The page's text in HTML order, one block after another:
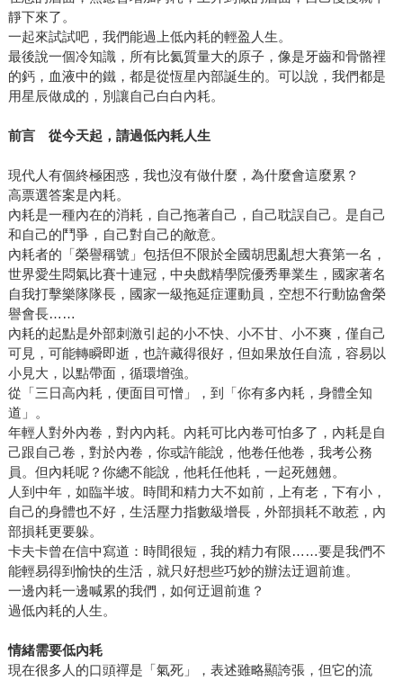
靜下來了。
一起來試試吧，我們能過上低內耗的輕盈人生。
最後說一個冷知識，所有比氦質量大的原子，像是牙齒和骨骼裡
的鈣，血液中的鐵，都是從恆星內部誕生的。可以說，我們都是
用星辰做成的，別讓自己白白內耗。
前言 從今天起，請過低內耗人生
現代人有個終極困惑，我也沒有做什麼，為什麼會這麼累？
高票選答案是內耗。
內耗是一種內在的消耗，自己拖著自己，自己耽誤自己。是自己
和自己的鬥爭，自己對自己的敵意。
內耗者的「榮譽稱號」包括但不限於全國胡思亂想大賽第一名，
世界愛生悶氣比賽十連冠，中央戲精學院優秀畢業生，國家著名
自我打擊樂隊隊長，國家一級拖延症運動員，空想不行動協會榮
譽會長……
內耗的起點是外部刺激引起的小不快、小不甘、小不爽，僅自己
可見，可能轉瞬即逝，也許藏得很好，但如果放任自流，容易以
小見大，以點帶面，循環增強。
從「三日高內耗，便面目可憎」，到「你有多內耗，身體全知
道」。
年輕人對外內卷，對內內耗。內耗可比內卷可怕多了，內耗是自
己跟自己卷，對於內卷，你或許能說，他卷任他卷，我考公務
員。但內耗呢？你總不能說，他耗任他耗，一起死翹翹。
人到中年，如臨半坡。時間和精力大不如前，上有老，下有小，
自己的身體也不好，生活壓力指數級增長，外部損耗不敢惹，內
部損耗更要躲。
卡夫卡曾在信中寫道：時間很短，我的精力有限……要是我們不
能輕易得到愉快的生活，就只好想些巧妙的辦法迂迴前進。
一邊內耗一邊喊累的我們，如何迂迴前進？
過低內耗的人生。
情緒需要低內耗
現在很多人的口頭禪是「氣死」，表述雖略顯誇張，但它的流